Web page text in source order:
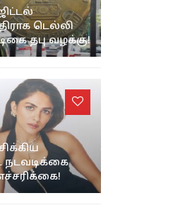
டெல்லி
தபு வழக்கு!
நடவடிக்கை